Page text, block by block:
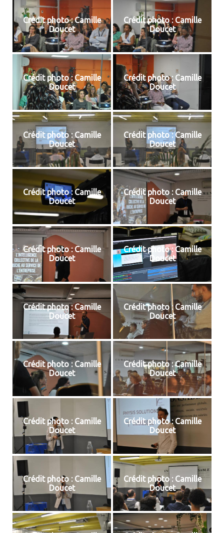
Crédit photo : Camille
Doucet
Crédit photo : Camille
Doucet
Crédit photo : Camille
Doucet
Crédit photo : Camille
Doucet
Crédit photo : Camille
Doucet
Crédit photo : Camille
Doucet
Crédit photo : Camille
Doucet
Crédit photo : Camille
Doucet
Crédit photo : Camille
Doucet
Crédit photo : Camille
Doucet
Crédit photo : Camille
Doucet
Crédit photo : Camille
Doucet
Crédit photo : Camille
Doucet
Crédit photo : Camille
Doucet
Crédit photo : Camille
Doucet
Crédit photo : Camille
Doucet
Crédit photo : Camille
Doucet
Crédit photo : Camille
Doucet